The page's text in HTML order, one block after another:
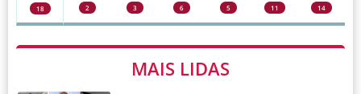
18 2 3 6 5 11 14
MAIS LIDAS